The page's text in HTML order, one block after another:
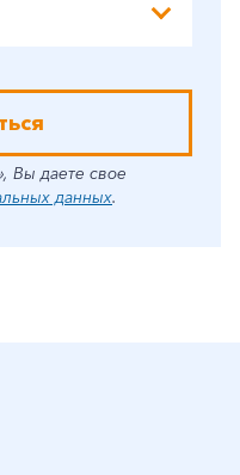
Вы даете свое
данных.